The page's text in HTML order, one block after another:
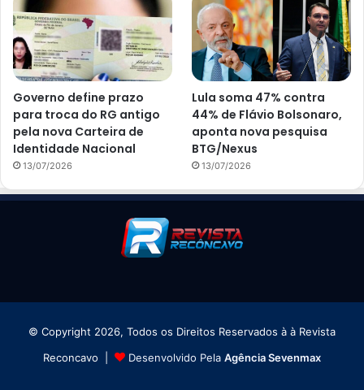
Governo define prazo
para troca do RG antigo
pela nova Carteira de
Identidade Nacional
13/07/2026
Lula soma 47% contra
44% de Flávio Bolsonaro,
aponta nova pesquisa
BTG/Nexus
13/07/2026
© Copyright 2026, Todos os Direitos Reservados à à Revista
Reconcavo |
Desenvolvido Pela Agência Sevenmax